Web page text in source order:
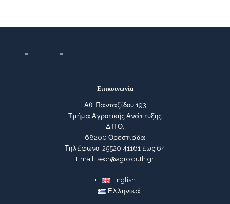
Επικοινωνία
Αθ. Πανταζίδου 193
Τμήμα Αγροτικής Ανάπτυξης
Δ.Π.Θ,
68200 Ορεστιάδα
Τηλέφωνο: 25520 41161 εως 64
Email: secr@agro.duth.gr
English
Ελληνικά